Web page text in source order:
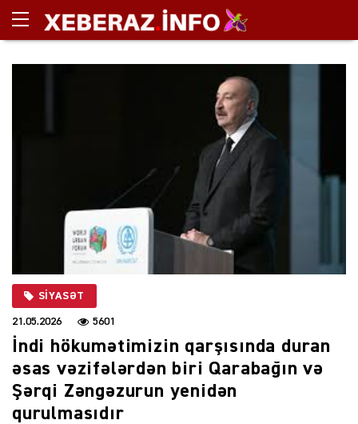
SIYASƏT
21.05.2026 5601
İndi hökumətimizin qarşısında duran
əsas vəzifələrdən biri Qarabağın və
Şərqi Zəngəzurun yenidən
qurulmasıdır